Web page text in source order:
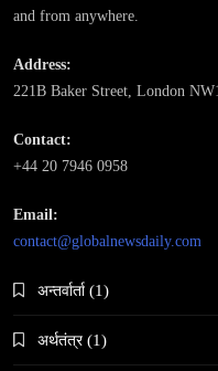
भारतको इतिहासमा
and from anywhere.
Address:
221B Baker Street, London
Contact:
+44 20 7946 0958
Email:
contact@globalnewsdaily.com
अन्तर्वार्ता (1)
अर्थतंत्र (1)